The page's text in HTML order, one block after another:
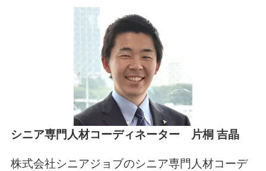
シニア専門人材コーディネーター 片桐 吉晶
株式会社シニアジョブのシニア専門人材コーデ